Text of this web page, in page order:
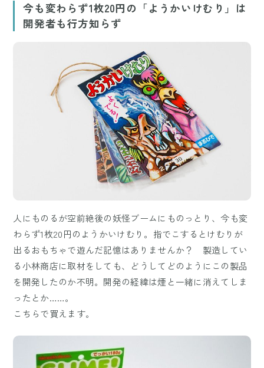
今も変わらず1枚20円の「ようかいけむり」は
開発者も行方知らず
人にものるが空前絶後の妖怪ブームにものっとり、今も変
わらず1枚20円のようかいけむり。指でこするとけむりが
出るおもちゃで遊んだ記憶はありませんか？ 製造してい
る小林商店に取材をしても、どうしてどのようにこの製品
を開発したのか不明。開発の経緯は煙と一緒に消えてしま
ったとか……。
こちらで買えます。